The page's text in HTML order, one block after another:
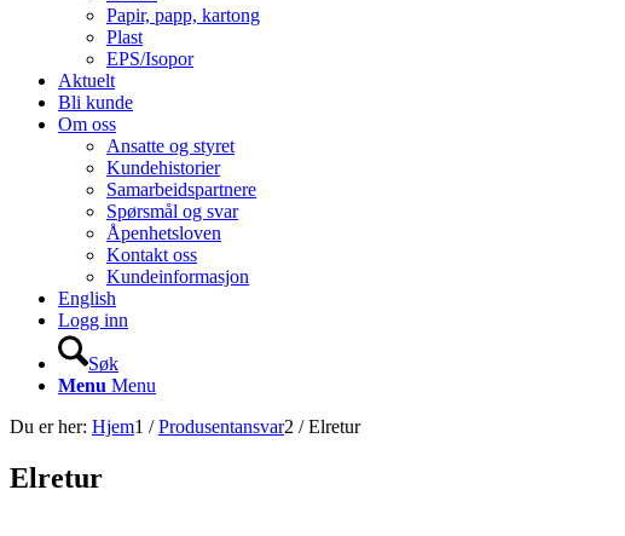
Papir, papp, kartong
Plast
EPS/Isopor
Aktuelt
Bli kunde
Om oss
Ansatte og styret
Kundehistorier
Samarbeidspartnere
Spørsmål og svar
Åpenhetsloven
Kontakt oss
Kundeinformasjon
English
Logg inn
Søk
Menu Menu
Du er her: Hjem1 / Produsentansvar2 / Elretur
Elretur